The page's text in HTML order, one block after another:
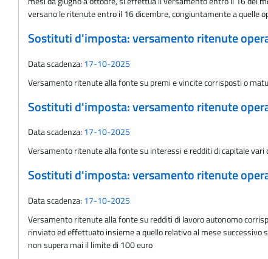
versano le ritenute entro il 16 dicembre, congiuntamente a quelle
Sostituti d'imposta: versamento ritenute
Data scadenza: 17-10-2025
Versamento ritenute alla fonte su premi e vincite corrisposti o
Sostituti d'imposta: versamento ritenute
Data scadenza: 17-10-2025
Versamento ritenute alla fonte su interessi e redditi di capitale
Sostituti d'imposta: versamento ritenute
Data scadenza: 17-10-2025
Versamento ritenute alla fonte su redditi di lavoro autonomo
rinviato ed effettuato insieme a quello relativo al mese
non supera mai il limite di 100 euro